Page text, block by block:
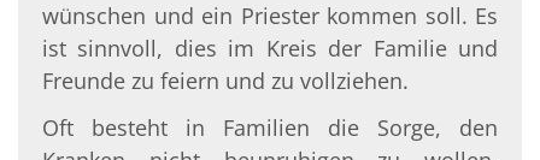
wünschen und ein Priester kommen soll. Es
ist sinnvoll, dies im Kreis der Familie und
Freunde zu feiern und zu vollziehen.
Oft besteht in Familien die Sorge, den